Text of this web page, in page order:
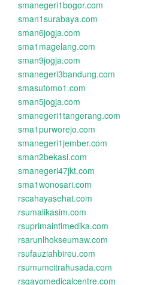
smanegeri1bogor.com
sman1surabaya.com
sman6jogja.com
sma1magelang.com
sman9jogja.com
smanegeri3bandung.com
smasutomo1.com
sman5jogja.com
smanegeri1tangerang.com
sma1purworejo.com
smanegeri1jember.com
sman2bekasi.com
smanegeri47jkt.com
sma1wonosari.com
rscahayasehat.com
rsumalikasim.com
rsuprimaintimedika.com
rsarunlhokseumaw.com
rsufauziahbireu.com
rsumumcitrahusada.com
rsgayomedicalcentre.com